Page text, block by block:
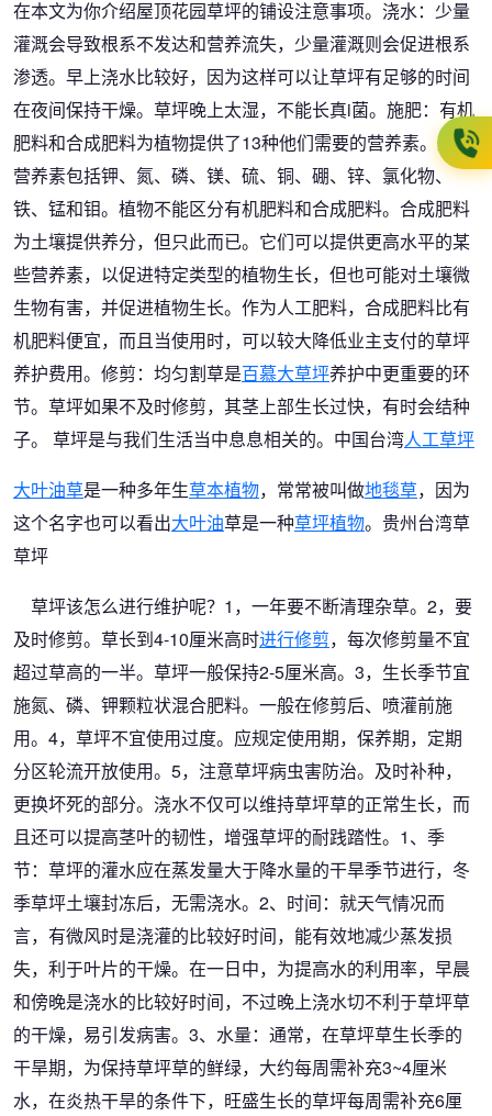
在本文为你介绍屋顶花园草坪的铺设注意事项。浇水：少量
灌溉会导致根系不发达和营养流失，少量灌溉则会促进根系
渗透。早上浇水比较好，因为这样可以让草坪有足够的时间
在夜间保持干燥。草坪晚上太湿，不能长真i菌。施肥：有机
肥料和合成肥料为植物提供了13种他们需要的营养素。这些
营养素包括钾、氮、磷、镁、硫、铜、硼、锌、氯化物、
铁、锰和钼。植物不能区分有机肥料和合成肥料。合成肥料
为土壤提供养分，但只此而已。它们可以提供更高水平的某
些营养素，以促进特定类型的植物生长，但也可能对土壤微
生物有害，并促进植物生长。作为人工肥料，合成肥料比有
机肥料便宜，而且当使用时，可以较大降低业主支付的草坪
养护费用。修剪：均匀割草是百慕大草坪养护中更重要的环
节。草坪如果不及时修剪，其茎上部生长过快，有时会结种
子。 草坪是与我们生活当中息息相关的。中国台湾人工草坪
大叶油草是一种多年生草本植物，常常被叫做地毯草，因为
这个名字也可以看出大叶油草是一种草坪植物。贵州台湾草
草坪
草坪该怎么进行维护呢？1，一年要不断清理杂草。2，要
及时修剪。草长到4-10厘米高时进行修剪，每次修剪量不宜
超过草高的一半。草坪一般保持2-5厘米高。3，生长季节宜
施氮、磷、钾颗粒状混合肥料。一般在修剪后、喷灌前施
用。4，草坪不宜使用过度。应规定使用期，保养期，定期
分区轮流开放使用。5，注意草坪病虫害防治。及时补种，
更换坏死的部分。浇水不仅可以维持草坪草的正常生长，而
且还可以提高茎叶的韧性，增强草坪的耐践踏性。1、季
节：草坪的灌水应在蒸发量大于降水量的干旱季节进行，冬
季草坪土壤封冻后，无需浇水。2、时间：就天气情况而
言，有微风时是浇灌的比较好时间，能有效地减少蒸发损
失，利于叶片的干燥。在一日中，为提高水的利用率，早晨
和傍晚是浇水的比较好时间，不过晚上浇水切不利于草坪草
的干燥，易引发病害。3、水量：通常，在草坪草生长季的
干旱期，为保持草坪草的鲜绿，大约每周需补充3~4厘米
水，在炎热干旱的条件下，旺盛生长的草坪每周需补充6厘